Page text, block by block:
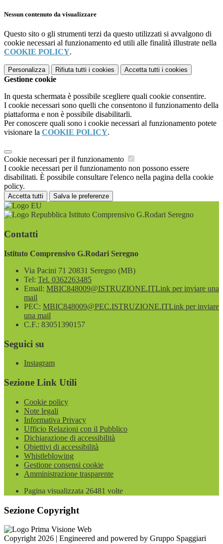
Nessun contenuto da visualizzare
Questo sito o gli strumenti terzi da questo utilizzati si avvalgono di
cookie necessari al funzionamento ed utili alle finalità illustrate nella
COOKIE POLICY.
Personalizza Rifiuta tutti i cookies Accetta tutti i cookies
Gestione cookie
In questa schermata è possibile scegliere quali cookie consentire.
I cookie necessari sono quelli che consentono il funzionamento della
piattaforma e non è possibile disabilitarli.
Per conoscere quali sono i cookie necessari al funzionamento potete
visionare la COOKIE POLICY.
Cookie necessari per il funzionamento
I cookie necessari per il funzionamento non possono essere
disabilitati. È possibile consultare l'elenco nella pagina della cookie
policy.
Accetta tutti Salva le preferenze
Istituto Comprensivo G.Rodari Seregno
Contatti
Istituto Comprensivo G.Rodari Seregno
Via Pacini 71 20831 Seregno (MB)
Tel: Tel. 0362263485
Email: MBIC848009@ISTRUZIONE.ITLink per inviare una
mail
PEC: MBIC848009@PEC.ISTRUZIONE.ITLink per inviare
una mail
C.F.: 83051390157
Seguici su
Instagram
Sezione Link Utili
Cookie policy
Note legali
Informativa Privacy
Ufficio Relazioni con il Pubblico
Dichiarazione di accessibilità
Obiettivi di accessibilità
Whistleblowing
Gestione consensi cookie
Amministrazione trasparente
Pagina visualizzata 26481 volte
Sezione Copyright
Copyright 2026 | Engineered and powered by Gruppo Spaggiari